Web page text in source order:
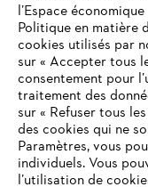
STIHL FAQ
Contact
VOTRE
N'EST
Vous utilisez un
l’Espace
Politique en matière
cookies utilisés par
sur « Accepter tous
consentement pour
traitement des
sur « Refuser tous
des cookies qui ne
Paramètres, vous
individuels. Vous
l’utilisation de